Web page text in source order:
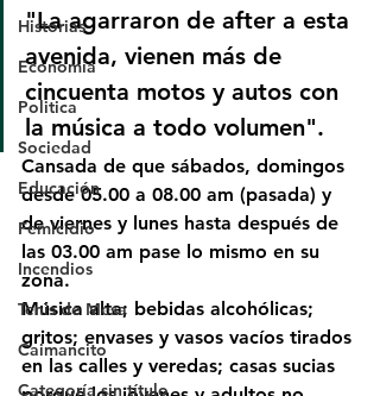
Historias
Economía
Politica
Sociedad
Educación
Femicidio
Incendios
Tenis de Mesa
Caimancito
Categoría sin título
"La agarraron de after a esta
avenida, vienen más de
cincuenta motos y autos con
la música a todo volumen".
Cansada de que sábados, domingos
desde 05.00 a 08.00 am (pasada) y
de viernes y lunes hasta después de
las 03.00 am pase lo mismo en su
zona.
Música alta; bebidas alcohólicas;
gritos; envases y vasos vacíos tirados
en las calles y veredas; casas sucias